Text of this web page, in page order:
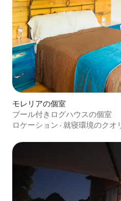
モレリアの個室
プール付きログハウスの個室
ロケーション · 就寝環境のクオ